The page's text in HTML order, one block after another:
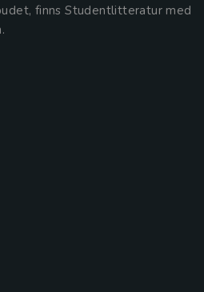
finns Studentlitteratur med